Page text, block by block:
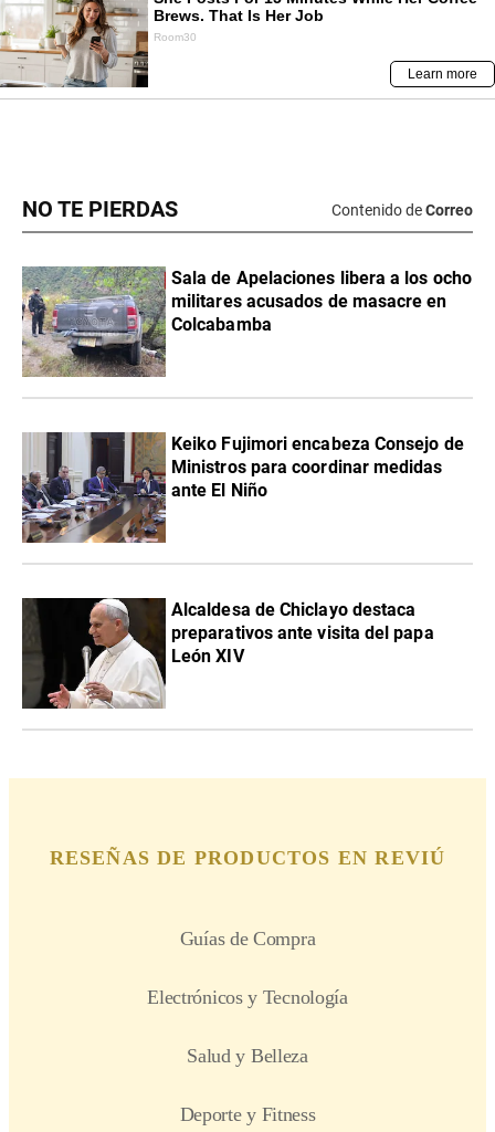
NO TE PIERDAS Contenido deCorreo
Sala de Apelaciones libera a los ocho
militares acusados de masacre en
Colcabamba
Keiko Fujimori encabeza Consejo de
Ministros para coordinar medidas
ante El Niño
Alcaldesa de Chiclayo destaca
preparativos ante visita del papa
León XIV